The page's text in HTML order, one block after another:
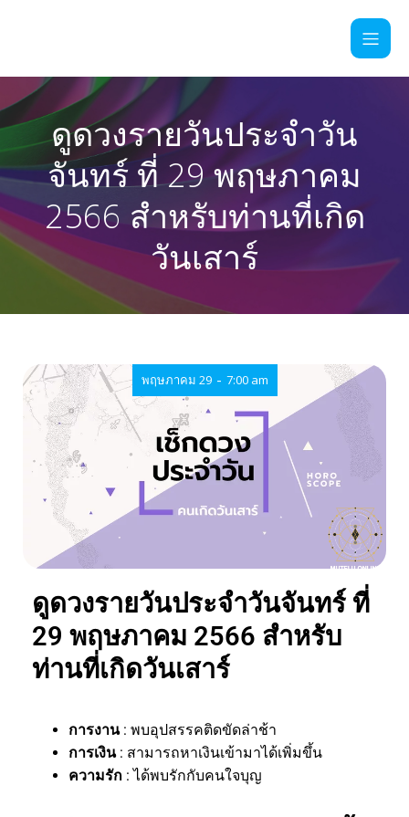
ดูดวงรายวันประจำวัน
จันทร์ ที่ 29 พฤษภาคม
2566 สำหรับท่านที่เกิด
วันเสาร์
พฤษภาคม 29 - 7:00 am
ดูดวงรายวันประจำวันจันทร์ ที่
29 พฤษภาคม 2566 สำหรับ
ท่านที่เกิดวันเสาร์
การงาน : พบอุปสรรคติดขัดล่าช้า
การเงิน : สามารถหาเงินเข้ามาได้เพิ่มขึ้น
ความรัก : ได้พบรักกับคนใจบุญ